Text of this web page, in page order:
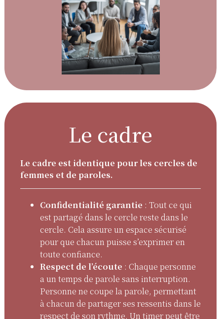
Le cadre
Le cadre est identique pour les cercles de
femmes et de paroles.
Confidentialité garantie : Tout ce qui
est partagé dans le cercle reste dans le
cercle. Cela assure un espace sécurisé
pour que chacun puisse s’exprimer en
toute confiance.
Respect de l’écoute : Chaque personne
a un temps de parole sans interruption.
Personne ne coupe la parole, permettant
à chacun de partager ses ressentis dans le
respect de son rythme. Un timer peut être